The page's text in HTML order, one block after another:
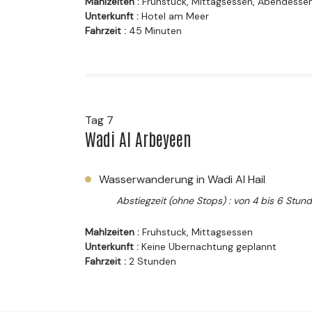
Unterkunft : Hotel am Meer
Fahrzeit : 45 Minuten
Tag 7
Wadi Al Arbeyeen
Wasserwanderung in Wadi Al Hail
Abstiegzeit (ohne Stops) : von 4 bis 6
Mahlzeiten : Fruhstuck, Mittagsessen
Unterkunft : Keine Ubernachtung geplannt
Fahrzeit : 2 Stunden